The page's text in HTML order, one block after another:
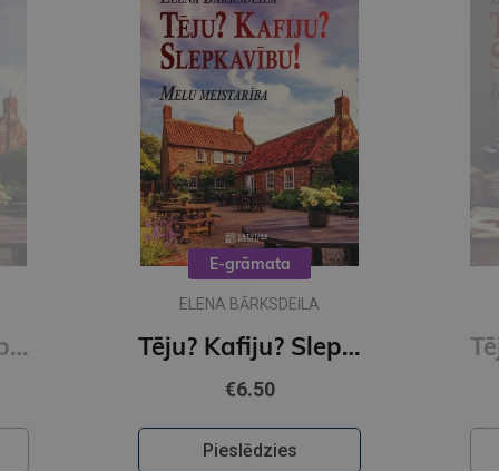
Tēju? Kafiju? Slepkavību? Vakara detektīvs
E-grāmata
ELENA BĀRKSDEILA
Tēju? Kafiju? Slepkavību! Melu meistarība (e-grāmata)
€6.50
Pieslēdzies